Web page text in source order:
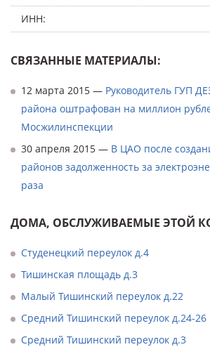
ИНН:
СВЯЗАННЫЕ МАТЕРИАЛЫ:
12 марта 2015 — Руководитель ГУП
района оштрафован на миллион
Мосжилинспекции
30 апреля 2015 — В ЦАО после
районов задолженность за
раза
ДОМА, ОБСЛУЖИВАЕМЫЕ ЭТОЙ
Студенецкий переулок д.4
Тишинская площадь д.3
Малый Тишинский переулок д.22
Средний Тишинский переулок д.24-26
Средний Тишинский переулок д.3